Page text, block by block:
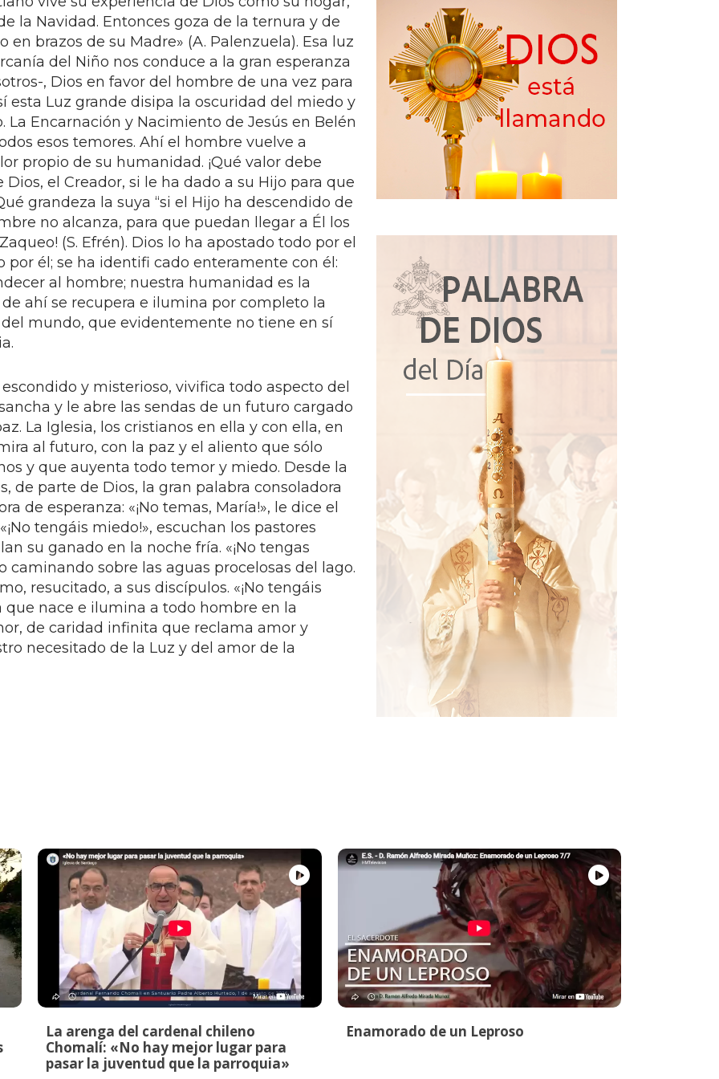
la Navidad. Entonces goza de la ternura y de
en brazos de su Madre» (A. Palenzuela). Esa luz
del Niño nos conduce a la gran esperanza
, Dios en favor del hombre de una vez para
esta Luz grande disipa la oscuridad del miedo y
Encarnación y Nacimiento de Jesús en Belén
esos temores. Ahí el hombre vuelve a
propio de su humanidad. ¡Qué valor debe
el Creador, si le ha dado a su Hijo para que
grandeza la suya “si el Hijo ha descendido de
no alcanza, para que puedan llegar a Él los
(S. Efrén). Dios lo ha apostado todo por el
por él; se ha identifi cado enteramente con él:
al hombre; nuestra humanidad es la
ahí se recupera e ilumina por completo la
mundo, que evidentemente no tiene en sí
y misterioso, vivifica todo aspecto del
y le abre las sendas de un futuro cargado
La Iglesia, los cristianos en ella y con ella, en
al futuro, con la paz y el aliento que sólo
y que auyenta todo temor y miedo. Desde la
de parte de Dios, la gran palabra consoladora
de esperanza: «¡No temas, María!», le dice el
tengáis miedo!», escuchan los pastores
su ganado en la noche fría. «¡No tengas
caminando sobre las aguas procelosas del lago.
resucitado, a sus discípulos. «¡No tengáis
que nace e ilumina a todo hombre en la
de caridad infinita que reclama amor y
necesitado de la Luz y del amor de la
La arenga del cardenal chileno
Chomalí: «No hay mejor lugar para
pasar la juventud que la parroquia»
Enamorado de un Leproso